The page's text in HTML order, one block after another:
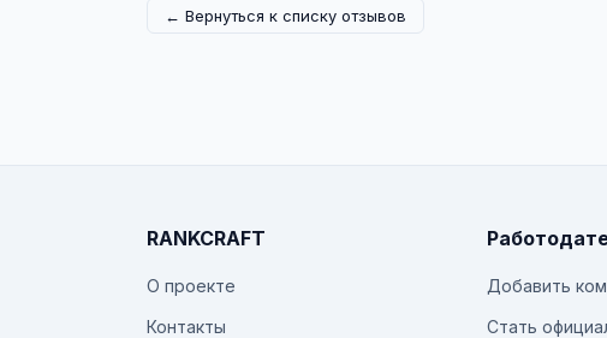
← Вернуться к списку отзывов
RANKCRAFT
О проекте
Контакты
Добавить
Стать